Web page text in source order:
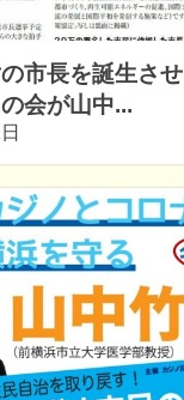
市長を誕生させ
会が山中...